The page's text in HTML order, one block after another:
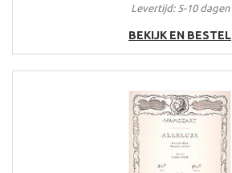
Levertijd: 5-10 dagen
BEKIJK EN BESTEL